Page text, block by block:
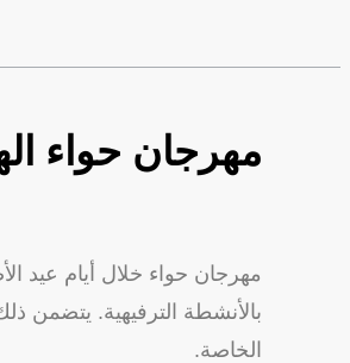
مهرجان حواء
مهرجان حواء خلال أيام عيد
بالأنشطة الترفيهية. يتضمن
الخاصة.